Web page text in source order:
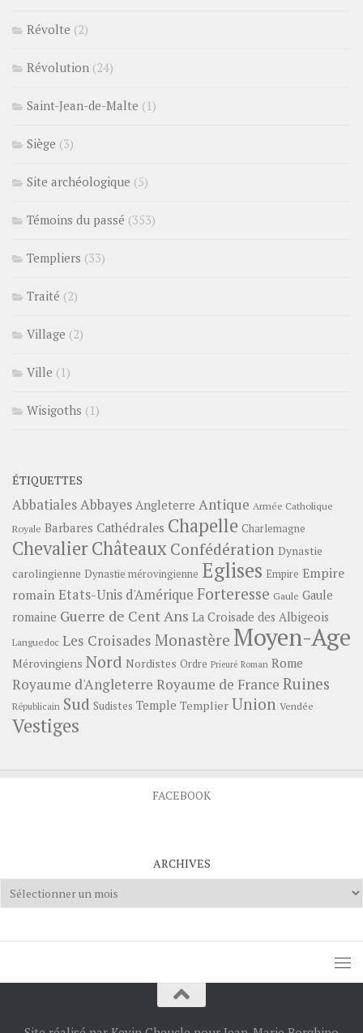
Révolte (2)
Révolution (24)
Saint-Jean-de-Malte (1)
Siège (3)
Site archéologique (5)
Témoins du passé (353)
Templiers (33)
Traité (2)
Village (2)
Ville (1)
Wisigoths (1)
ÉTIQUETTES
Abbatiales Abbayes Angleterre Antique Armée Catholique
Royale Barbares Cathédrales Chapelle Charlemagne
ChevalierChâteauxConfédération Dynastie
carolingienne Dynastie mérovingienne Eglises Empire Empire
romainEtats-Unis d'Amérique Forteresse Gaule Gaule
romaine Guerre de Cent Ans La Croisade des Albigeois
Languedoc Les Croisades Monastère Moyen-Age
Mérovingiens Nord Nordistes Ordre Prieuré Roman Rome
Royaume d'Angleterre Royaume de France Ruines
Républicain Sud Sudistes Temple Templier Union Vendée
Vestiges
FACEBOOK
ARCHIVES
Archives